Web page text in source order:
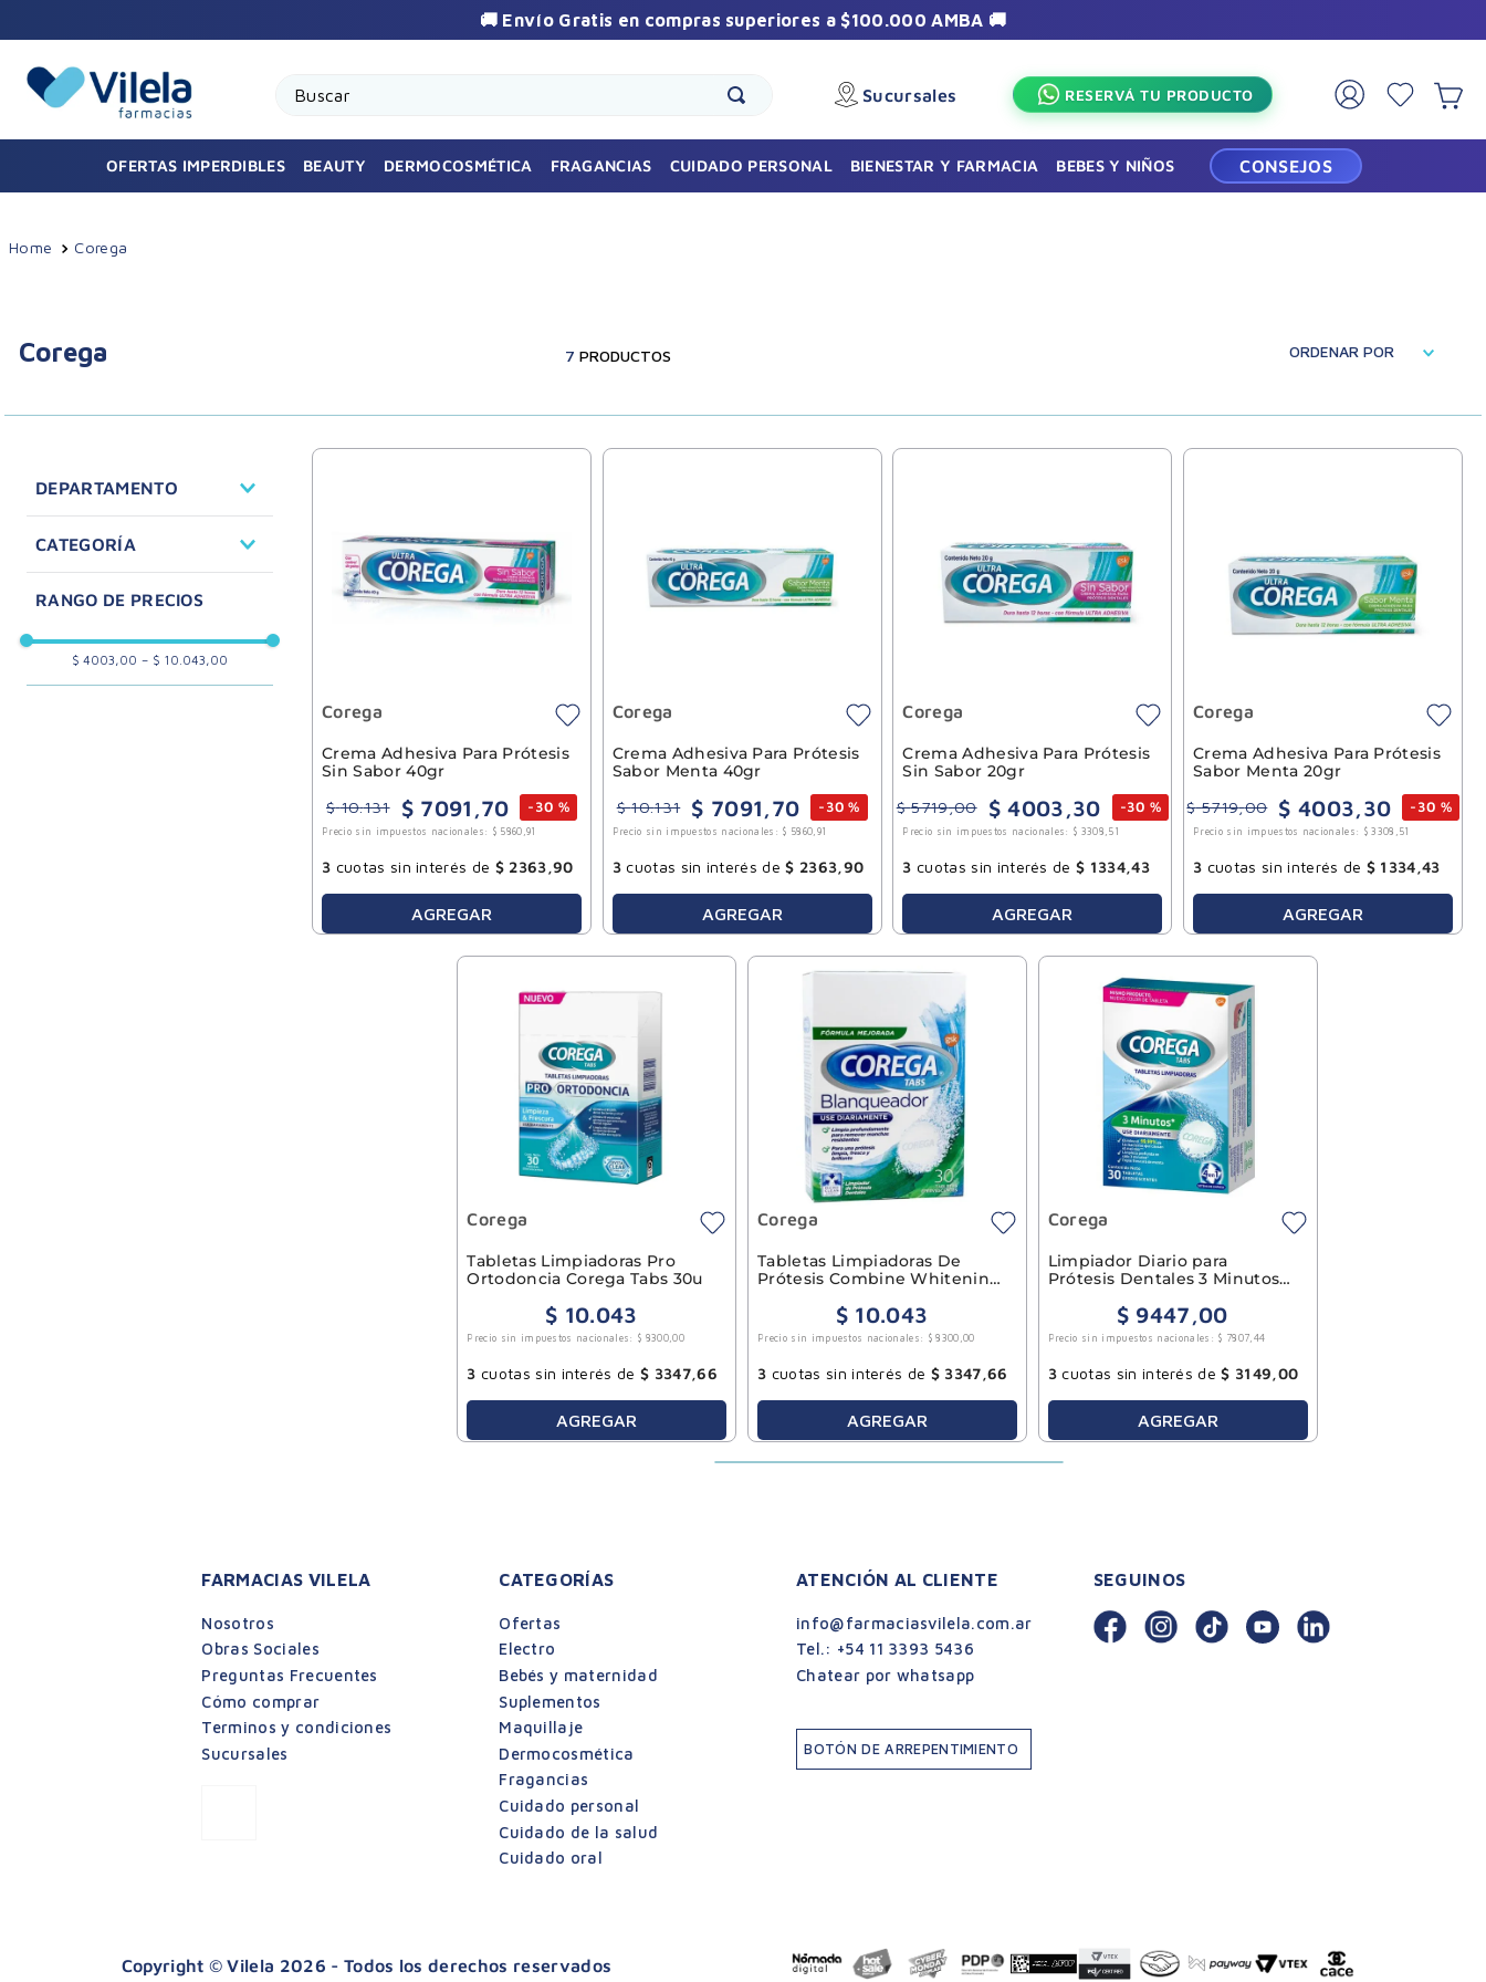
🚚 Envío Gratis en compras superiores a $100.000 AMBA 🚚
Sucursales RESERVÁ TU PRODUCTO
OFERTAS IMPERDIBLES BEAUTY DERMOCOSMÉTICA FRAGANCIAS CUIDADO PERSONAL BIENESTAR Y FARMACIA BEBES Y NIÑOS CONSEJOS
Corega
Corega 7PRODUCTOS ORDENAR POR
DEPARTAMENTO
Cuidado del adulto
CATEGORÍA
Ortodoncia
Accesorios
$ 4003,00 – $ 10.043,00
Corega
Crema Adhesiva Para Prótesis
Sin Sabor 40gr
$ 10.131 $ 7091 ,70 - 30 %
Precio sin impuestos nacionales: $ 5860 ,91
3 cuotas sin interés de $ 2363,90
AGREGAR
Corega
Crema Adhesiva Para Prótesis
Sabor Menta 40gr
$ 10.131 $ 7091,70 - 30 %
Precio sin impuestos nacionales: $ 5860, 91
3 cuotas sin interés de$ 2363,90
AGREGAR
Corega
Crema Adhesiva Para Prótesis
Sin Sabor 20gr
$ 5719,00 $ 4003,30 -30 %
Precio sin impuestos nacionales: $ 3308 , 51
3 cuotas sin interés de$ 1334,43
AGREGAR
Corega
Crema Adhesiva Para Prótesis
Sabor Menta 20gr
$ 5719,00 $ 4003,30 - 30 %
Precio sin impuestos nacionales: $ 3308 , 51
3 cuotas sin interés de $ 1334,43
AGREGAR
Corega
Tabletas Limpiadoras Pro
Ortodoncia Corega Tabs 30u
$ 10.043
Precio sin impuestos nacionales: $ 8300,00
3 cuotas sin interés de$ 3347,66
AGREGAR
Corega
Tabletas Limpiadoras De
Prótesis Combine Whitening
$ 10.043
Precio sin impuestos nacionales: $ 8300 ,00
3 cuotas sin interés de $ 3347,66
AGREGAR
Corega
Limpiador Diario para
Prótesis Dentales 3 Minutos
$ 9447,00
Precio sin impuestos nacionales: $ 7807, 44
3 cuotas sin interés de$ 3149,00
AGREGAR
FARMACIAS VILELA
Nosotros
Obras Sociales
Preguntas Frecuentes
Cómo comprar
Terminos y condiciones
Sucursales
CATEGORÍAS
Ofertas
Electro
Bebés y maternidad
Suplementos
Maquillaje
Dermocosmética
Fragancias
Cuidado personal
Cuidado de la salud
Cuidado oral
ATENCIÓN AL CLIENTE
info@farmaciasvilela.com.ar
Tel.: +54 11 3393 5436
Chatear por whatsapp
BOTÓN DE ARREPENTIMIENTO
SEGUINOS
Copyright © Vilela 2026 - Todos los derechos reservados
×
🎁 Sumate a la comunidad Vilela
Recibí promos exclusivas y beneficios especiales
durante el año.
Suscribirme